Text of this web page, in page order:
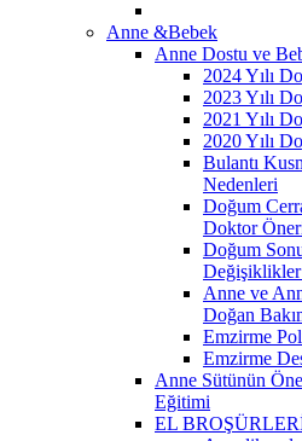
Anne &Bebek
Anne Dostu ve
2024 Yılı
2023 Yılı
2021 Yılı
2020 Yılı
Bulantı
Nedenleri
Doğum
Doktor
Doğum
Değişiklikler
Anne ve
Doğan
Emzirme
Emzirme
Anne Sütünün
Eğitimi
EL